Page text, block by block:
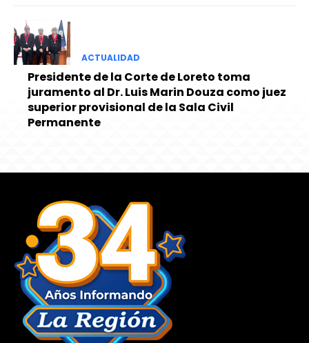
ACTUALIDAD
Presidente de la Corte de Loreto toma
juramento al Dr. Luis Marin Douza como juez
superior provisional de la Sala Civil
Permanente